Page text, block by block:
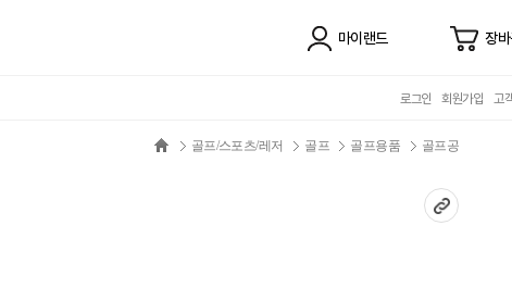
마이랜드 장
로그인 회원가입 고
골프/스포츠/레저 골프 골프용품 골프공